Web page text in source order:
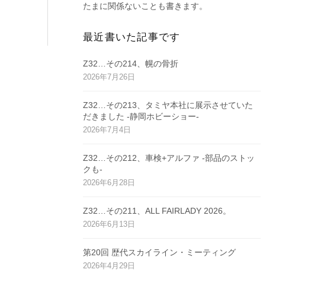
たまに関係ないことも書きます。
最近書いた記事です
Z32…その214、幌の骨折
2026年7月26日
Z32…その213、タミヤ本社に展示させていた
だきました -静岡ホビーショー-
2026年7月4日
Z32…その212、車検+アルファ -部品のストッ
クも-
2026年6月28日
Z32…その211、ALL FAIRLADY 2026。
2026年6月13日
第20回 歴代スカイライン・ミーティング
2026年4月29日